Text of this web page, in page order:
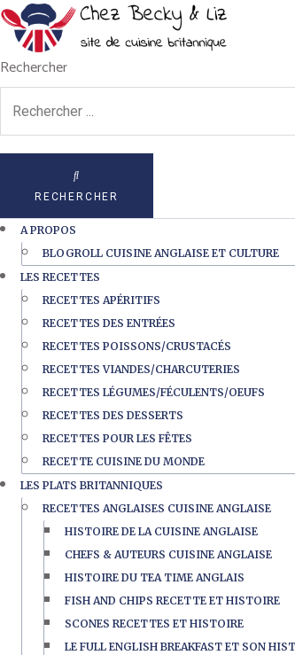
Rechercher
RECHERCHER
A PROPOS
BLOGROLL CUISINE ANGLAISE ET CULTURE
LES RECETTES
RECETTES APÉRITIFS
RECETTES DES ENTRÉES
RECETTES POISSONS/CRUSTACÉS
RECETTES VIANDES/CHARCUTERIES
RECETTES LÉGUMES/FÉCULENTS/OEUFS
RECETTES DES DESSERTS
RECETTES POUR LES FÊTES
RECETTE CUISINE DU MONDE
LES PLATS BRITANNIQUES
RECETTES ANGLAISES CUISINE ANGLAISE
HISTOIRE DE LA CUISINE ANGLAISE
CHEFS & AUTEURS CUISINE ANGLAISE
HISTOIRE DU TEA TIME ANGLAIS
FISH AND CHIPS RECETTE ET HISTOIRE
SCONES RECETTES ET HISTOIRE
LE FULL ENGLISH BREAKFAST ET SON